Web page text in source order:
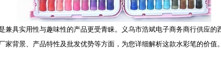
兼具实用性与趣味性的产品更受青睐。义乌市浩斌电子商务商行供应
背景、产品特性及批发优势等方面，为您详细解析这款水彩笔的价值。